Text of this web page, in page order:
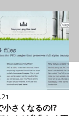
小さくなるの!?